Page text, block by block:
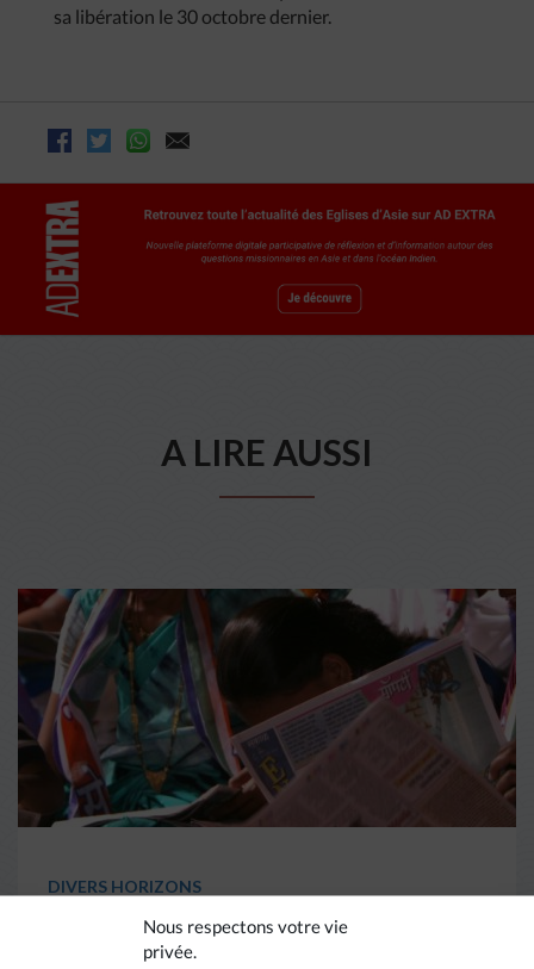
Nous respectons votre vie
privée.
sa libération le 30 octobre dernier.
A LIRE AUSSI
DIVERS HORIZONS
La revue de presse de la